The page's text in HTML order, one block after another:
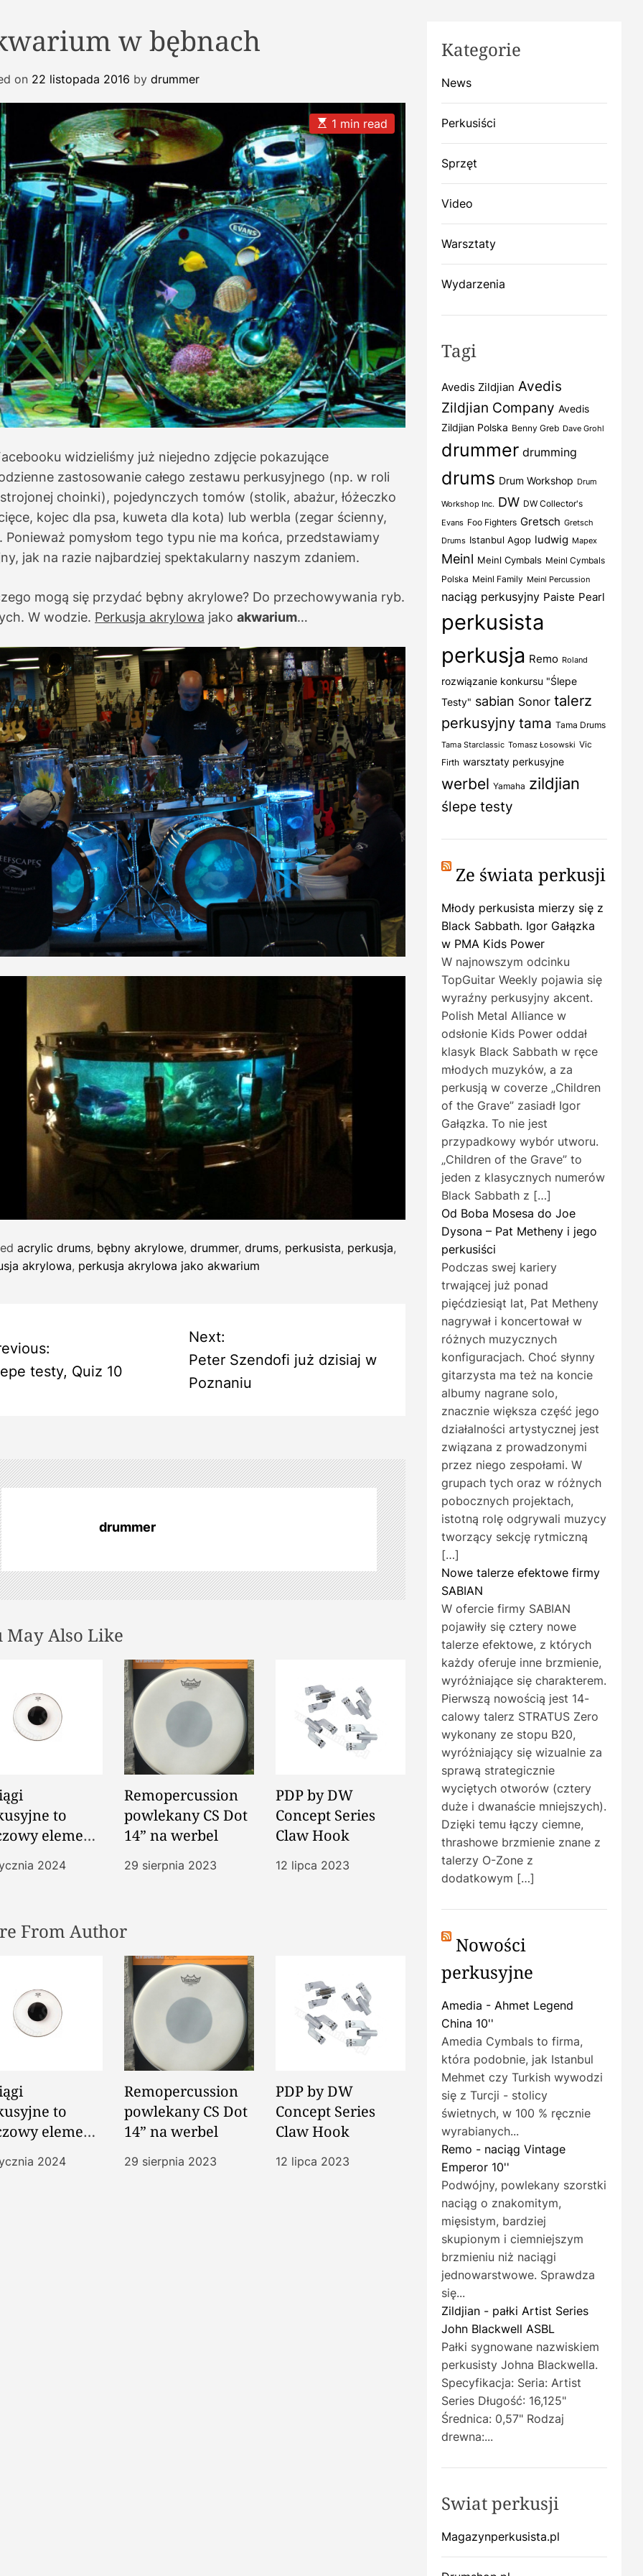
w bębnach
on 22 listopada 2016 by drummer
E
s
t
i
m
a
t
e
d
r
e
a
d
t
i
m
e
1 min read
widzieliśmy już niejedno zdjęcie pokazujące
zastosowanie całego zestawu perkusyjnego (np. w roli
choinki), pojedynczych tomów (stolik, abażur, łóżeczko
kojec dla psa, kuweta dla kota) lub werbla (zegar ścienny,
Ponieważ pomysłom tego typu nie ma końca, przedstawiamy
jak na razie najbardziej spektakularny naszym zdaniem.
mogą się przydać bębny akrylowe? Do przechowywania ryb.
W wodzie. Perkusja akrylowa jako akwarium…
acrylic drums, bębny akrylowe, drummer, drums, perkusista, perkusja,
akrylowa, perkusja akrylowa jako akwarium
testy, Quiz 10
Next:
Peter Szendofi już dzisiaj w
Poznaniu
drummer
May Also Like
to
element
2024
Remopercussion
powlekany CS Dot
14” na werbel
29 sierpnia 2023
PDP by DW
Concept Series
Claw Hook
12 lipca 2023
From Author
to
element
2024
Remopercussion
powlekany CS Dot
14” na werbel
29 sierpnia 2023
PDP by DW
Concept Series
Claw Hook
12 lipca 2023
Kategorie
News
Perkusiści
Sprzęt
Video
Warsztaty
Wydarzenia
Tagi
Avedis Zildjian Avedis
Zildjian Company Avedis
Zildjian Polska Benny Greb Dave Grohl
drummer drumming
drums Drum Workshop Drum
Workshop Inc. DW DW Collector's
Evans Foo Fighters Gretsch Gretsch
Drums Istanbul Agop ludwig Mapex
Meinl Meinl Cymbals Meinl Cymbals
Polska Meinl Family Meinl Percussion
naciąg perkusyjny Paiste Pearl
perkusista
perkusja Remo Roland
rozwiązanie konkursu "Ślepe
Testy" sabian Sonor talerz
perkusyjny tama Tama Drums
Tama Starclassic Tomasz Łosowski Vic
Firth warsztaty perkusyjne
werbel Yamaha zildjian
ślepe testy
Ze świata perkusji
Młody perkusista mierzy się z
Black Sabbath. Igor Gałązka
w PMA Kids Power
W najnowszym odcinku
TopGuitar Weekly pojawia się
wyraźny perkusyjny akcent.
Polish Metal Alliance w
odsłonie Kids Power oddał
klasyk Black Sabbath w ręce
młodych muzyków, a za
perkusją w coverze „Children
of the Grave” zasiadł Igor
Gałązka. To nie jest
przypadkowy wybór utworu.
„Children of the Grave” to
jeden z klasycznych numerów
Black Sabbath z […]
Od Boba Mosesa do Joe
Dysona – Pat Metheny i jego
perkusiści
Podczas swej kariery
trwającej już ponad
pięćdziesiąt lat, Pat Metheny
nagrywał i koncertował w
różnych muzycznych
konfiguracjach. Choć słynny
gitarzysta ma też na koncie
albumy nagrane solo,
znacznie większa część jego
działalności artystycznej jest
związana z prowadzonymi
przez niego zespołami. W
grupach tych oraz w różnych
pobocznych projektach,
istotną rolę odgrywali muzycy
tworzący sekcję rytmiczną
[…]
Nowe talerze efektowe firmy
SABIAN
W ofercie firmy SABIAN
pojawiły się cztery nowe
talerze efektowe, z których
każdy oferuje inne brzmienie,
wyróżniające się charakterem.
Pierwszą nowością jest 14-
calowy talerz STRATUS Zero
wykonany ze stopu B20,
wyróżniający się wizualnie za
sprawą strategicznie
wyciętych otworów (cztery
duże i dwanaście mniejszych).
Dzięki temu łączy ciemne,
thrashowe brzmienie znane z
talerzy O-Zone z
dodatkowym […]
Nowości
perkusyjne
Amedia - Ahmet Legend
China 10''
Amedia Cymbals to firma,
która podobnie, jak Istanbul
Mehmet czy Turkish wywodzi
się z Turcji - stolicy
świetnych, w 100 % ręcznie
wyrabianych...
Remo - naciąg Vintage
Emperor 10''
Podwójny, powlekany szorstki
naciąg o znakomitym,
mięsistym, bardziej
skupionym i ciemniejszym
brzmieniu niż naciągi
jednowarstwowe. Sprawdza
się...
Zildjian - pałki Artist Series
John Blackwell ASBL
Pałki sygnowane nazwiskiem
perkusisty Johna Blackwella.
Specyfikacja: Seria: Artist
Series Długość: 16,125"
Średnica: 0,57" Rodzaj
drewna:...
Swiat perkusji
Magazynperkusista.pl